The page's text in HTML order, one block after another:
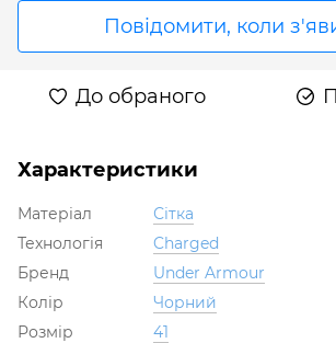
Повідомити, коли
До обраного
Характеристики
Матеріал
Сітка
Технологія
Charged
Бренд
Under Armour
Колір
Чорний
Розмір
41